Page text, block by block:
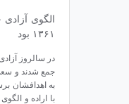
الگوی
۱۳۶۱ بود
در سالروز
جمع ‌شدند و
به اهدافشان
با اراده و